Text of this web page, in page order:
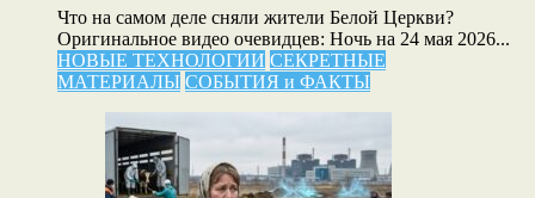
Что на самом деле сняли жители Белой Церкви?
Оригинальное видео очевидцев: Ночь на 24 мая 2026...
НОВЫЕ ТЕХНОЛОГИИ СЕКРЕТНЫЕ
МАТЕРИАЛЫ СОБЫТИЯ и ФАКТЫ